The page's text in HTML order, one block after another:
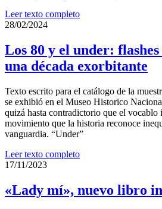
Leer texto completo
28/02/2024
Los 80 y el under:
una década exorbitante
Texto escrito para el catálogo de la
se exhibió en el Museo Historico
quizá hasta contradictorio que el vocablo
movimiento que la historia reconoce
vanguardia. “Under”
Leer texto completo
17/11/2023
«Lady mí», nuevo libro